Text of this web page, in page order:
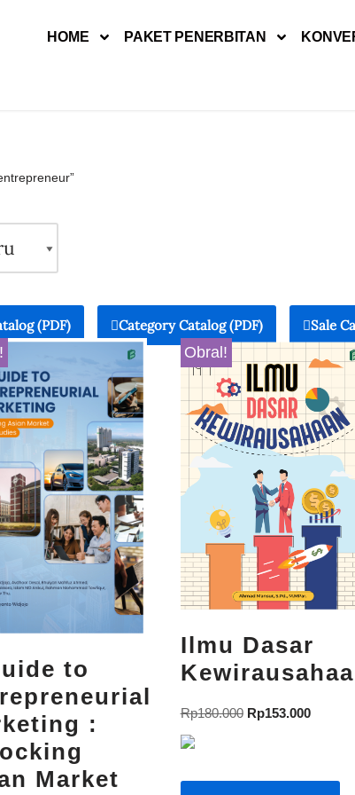
HOME PAKET PENERBITAN
(PDF) Category Catalog (PDF) Sale
to
:
Market
Obral!
Ilmu Dasar
Rp180.000 Rp153.000